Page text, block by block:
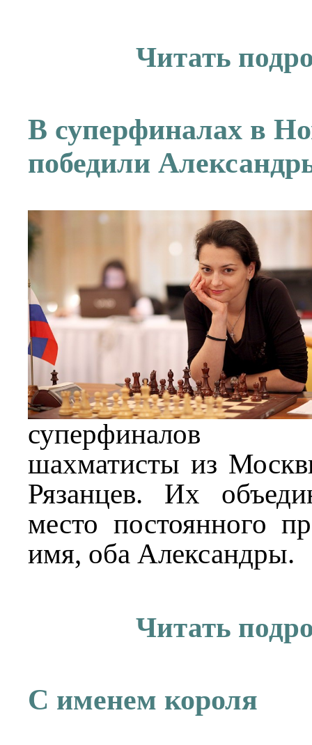
Читать
В суперфиналах в
победили
суперфиналов
шахматисты из
Рязанцев. Их
место постоянного
имя, оба Александры.
Читать
С именем короля